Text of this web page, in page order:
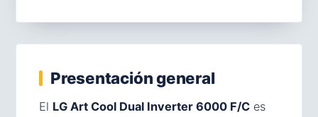
Presentación general
El LG Art Cool Dual Inverter 6000 F/C es